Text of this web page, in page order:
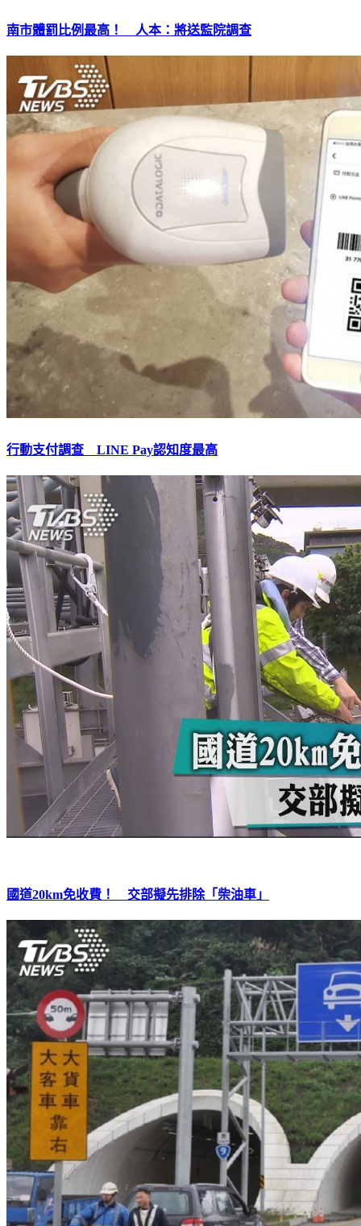
南市體罰比例最高！ 人本：將送監院調查
行動支付調查 LINE Pay認知度最高
國道20km免收費！ 交部擬先排除「柴油車」